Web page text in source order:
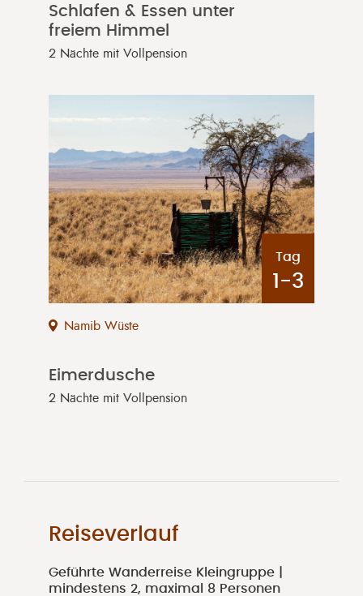
Schlafen & Essen unter
freiem Himmel
2 Nächte mit Vollpension
Tag
1-3
Namib Wüste
Eimerdusche
2 Nächte mit Vollpension
Reiseverlauf
Geführte Wanderreise Kleingruppe |
mindestens 2, maximal 8 Personen